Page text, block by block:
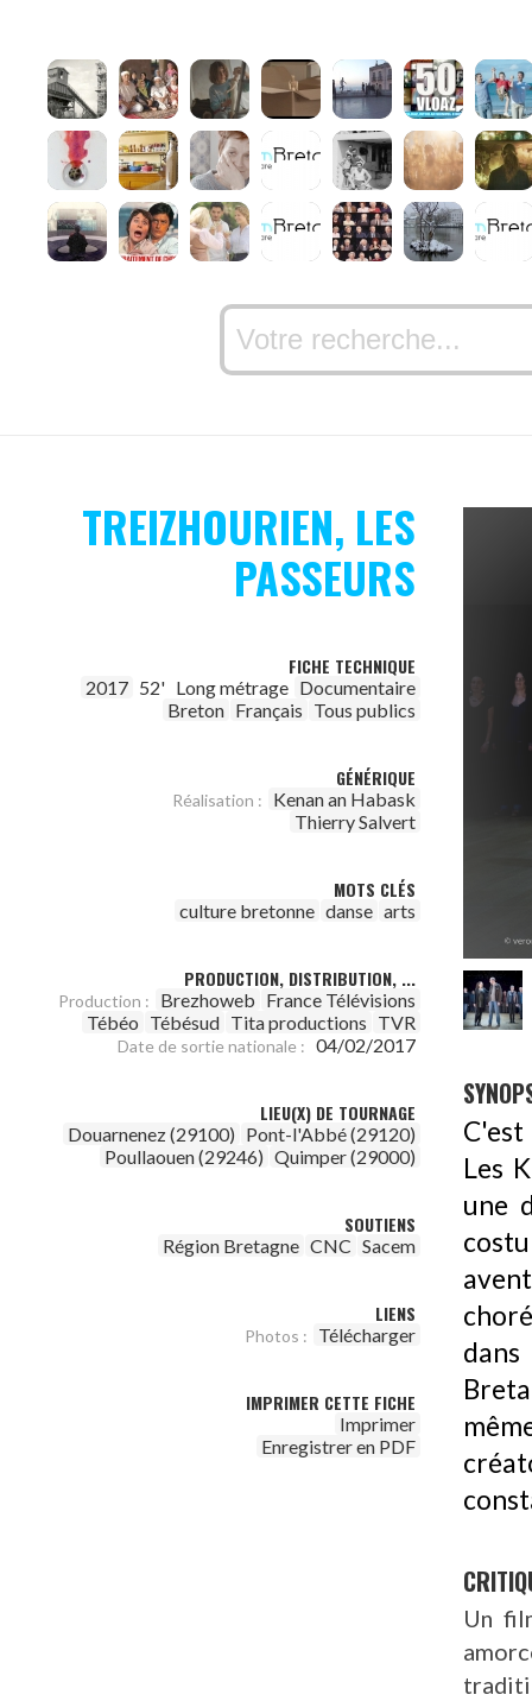
TREIZHOURIEN, LES
PASSEURS
FICHE TECHNIQUE
2017 52' Long métrage Documentaire
Breton Français Tous publics
GÉNÉRIQUE
Réalisation :
Kenan an Habask
Thierry Salvert
MOTS CLÉS
culture bretonne danse arts
PRODUCTION, DISTRIBUTION, ...
Production : Brezhoweb France Télévisions
Tébéo Tébésud Tita productions TVR
Date de sortie nationale : 04/02/2017
LIEU(X) DE TOURNAGE
Douarnenez (29100) Pont-l'Abbé (29120)
Poullaouen (29246) Quimper (29000)
SOUTIENS
Région Bretagne CNC Sacem
LIENS
Photos : Télécharger
IMPRIMER CETTE FICHE
Imprimer
Enregistrer en PDF
Les
une
dans
Un